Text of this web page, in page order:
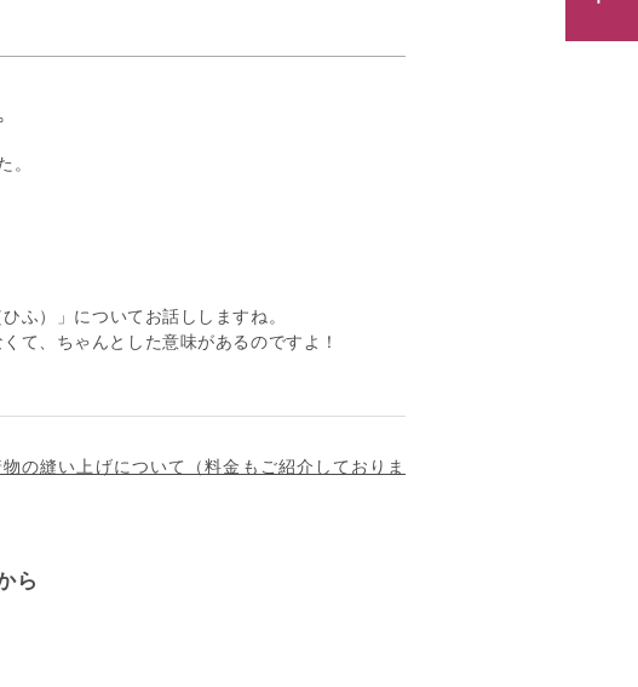
ふ）
」についてお話ししますね。
て、ちゃんとした意味があるのですよ！
物の縫い上げについて（料金もご紹介しておりま
ら